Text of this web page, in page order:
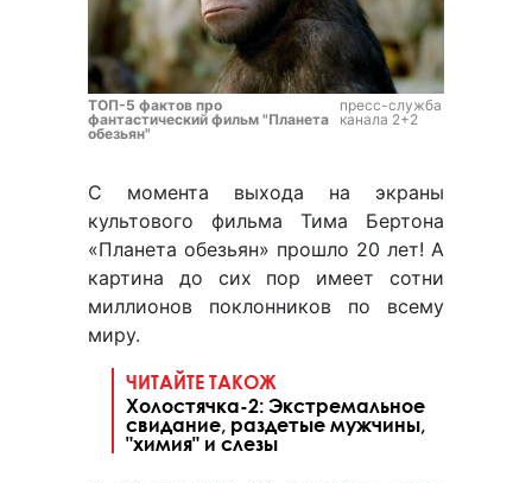
ТОП-5 фактов про
фантастический фильм "Планета
обезьян"
пресс-служба
канала 2+2
С момента выхода на экраны
культового фильма Тима Бертона
«Планета обезьян» прошло 20 лет! А
картина до сих пор имеет сотни
миллионов поклонников по всему
миру.
ЧИТАЙТЕ ТАКОЖ
Холостячка-2: Экстремальное
свидание, раздетые мужчины,
"химия" и слезы